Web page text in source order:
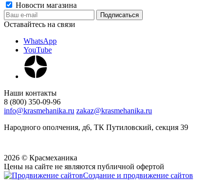
Новости магазина
Оставайтесь на связи
WhatsApp
YouTube
Наши контакты
8 (800) 350-09-96
info@krasmehanika.ru zakaz@krasmehanika.ru
Народного ополчения, д6, ТК Путиловский, секция 39
2026 © Красмеханика
Цены на сайте не являются публичной офертой
Создание и продвижение сайтов